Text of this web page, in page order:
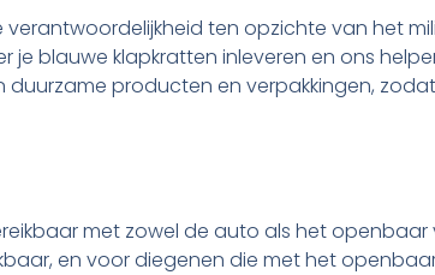
ten opzichte van het
je blauwe klapkratten inleveren en ons
producten en verpakkingen,
met zowel de auto als het openbaar
en voor diegenen die met het